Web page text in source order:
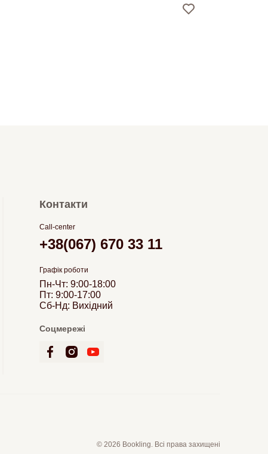
Контакти
Call-center
+38(067) 670 33 11
Графік роботи
Пн-Чт: 9:00-18:00
Пт: 9:00-17:00
Сб-Нд: Вихідний
Соцмережі
© 2026 Bookling. Всі права захищені